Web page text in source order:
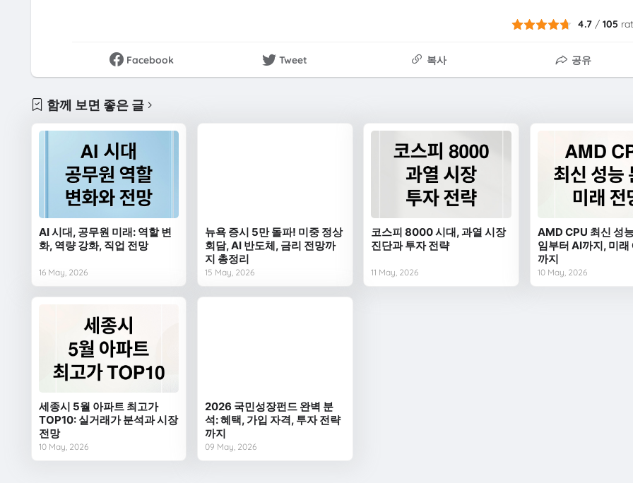
4.7 /105
Facebook Tweet 복사 공유
함께 보면 좋은 글
AI 시대, 공무원 미래: 역할 변
화, 역량 강화, 직업 전망
16 May, 2026
뉴욕 증시 5만 돌파! 미중 정상
회담, AI 반도체, 금리 전망까
지 총정리
15 May, 2026
코스피 8000 시대, 과열 시장
진단과 투자 전략
11 May, 2026
AMD CPU 최신 성
임부터 AI까지, 미래
까지
10 May, 2026
세종시 5월 아파트 최고가
TOP10: 실거래가 분석과 시장
전망
10 May, 2026
2026 국민성장펀드 완벽 분
석: 혜택, 가입 자격, 투자 전략
까지
09 May, 2026